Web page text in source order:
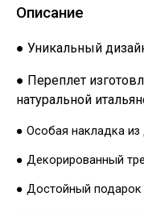
Описание
● Уникальный
● Переплет
натуральной
● Особая накладка из
● Декорированный
● Достойный